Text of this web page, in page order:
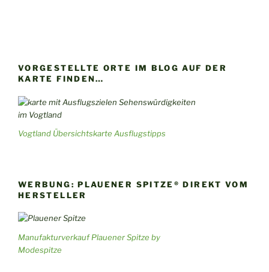
VORGESTELLTE ORTE IM BLOG AUF DER
KARTE FINDEN…
Vogtland Übersichtskarte Ausflugstipps
WERBUNG: PLAUENER SPITZE® DIREKT VOM
HERSTELLER
Manufakturverkauf Plauener Spitze by
Modespitze